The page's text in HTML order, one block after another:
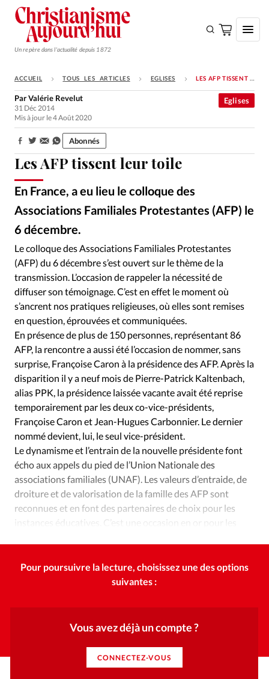
Un repère dans l'actualité depuis 1872
S'ABONNER
Monde
Opinions
Faire un don
Emploi
Se connecter
Édition: Internationale
Devise:CHF
RUBRIQUES
Tous les articles
Actualité chrétienne
Actualité internationale
Chronique
Culture
Dossier
Eglises Foi Génération réveil
Monde
Opinions
Publireportage
Relations Aujourd'hui
Société
Tour du monde des Eglises
Trait d'Ixène
Vécu
Vie Intérieure
ACCUEIL TOUS LES ARTICLES EGLISES LES AFP TISSENT LEUR TOILE
Les AFP tissent leur toile
En France, a eu lieu le colloque des
Associations Familiales Protestantes (AFP) le
6 décembre.
Eglises
ParValérie Revelut
31 Déc 2014
Mis à jour le 4 Août 2020
Partager: Abonnés
Le colloque des Associations Familiales Protestantes
(AFP) du 6 décembre s’est ouvert sur le thème de la
transmission. L’occasion de rappeler la nécessité de
diffuser son témoignage. C’est en effet le moment où
s’ancrent nos pratiques religieuses, où elles sont remises
en question, éprouvées et communiquées.
En présence de plus de 150 personnes, représentant 86
AFP, la rencontre a aussi été l’occasion de nommer, sans
surprise, Françoise Caron à la présidence des AFP. Après la
disparition il y a neuf mois de Pierre-Patrick Kaltenbach,
alias PPK, la présidence laissée vacante avait été reprise
temporairement par les deux co-vice-présidents,
Françoise Caron et Jean-Hugues Carbonnier. Le dernier
nommé devient, lui, le seul vice-président.
Le dynamisme et l’entrain de la nouvelle présidente font
écho aux appels du pied de l’Union Nationale des
associations familiales (UNAF). Les valeurs d’entraide, de
droiture et de valorisation de la famille des AFP sont
reconnues et en font des partenaires de choix pour les
instances éducatives. C’est une occasion en or pour les
Pour poursuivre la lecture, choisissez une des options
suivantes :
Vous avez déjà un compte ?
CONNECTEZ-VOUS